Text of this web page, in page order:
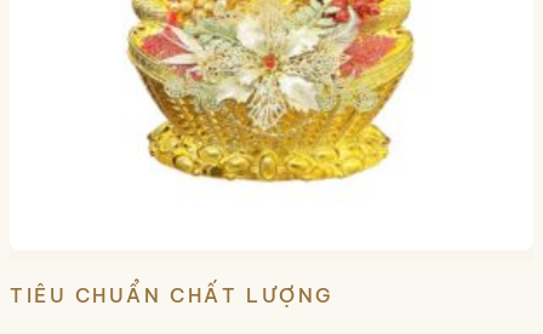
TIÊU CHUẨN CHẤT LƯỢNG